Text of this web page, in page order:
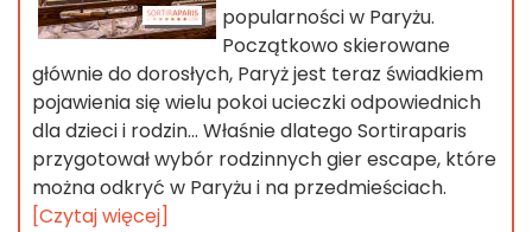
popularności w Paryżu.
Początkowo skierowane
głównie do dorosłych, Paryż jest teraz świadkiem
pojawienia się wielu pokoi ucieczki odpowiednich
dla dzieci i rodzin... Właśnie dlatego Sortiraparis
przygotował wybór rodzinnych gier escape, które
można odkryć w Paryżu i na przedmieściach.
[Czytaj więcej]